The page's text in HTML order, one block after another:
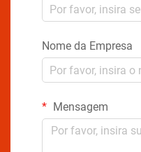
Nome da Empresa
Mensagem